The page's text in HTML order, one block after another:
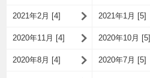
2021年2月 [4] 2021年1月 [5]
2020年11月 [4] 2020年10月 [5]
2020年8月 [4] 2020年7月 [5]